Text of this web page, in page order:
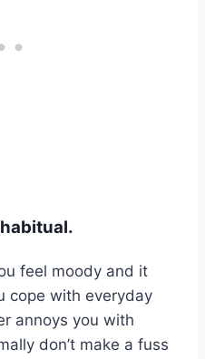
habitual.
feel moody and it
cope with everyday
annoys you with
don’t make a fuss